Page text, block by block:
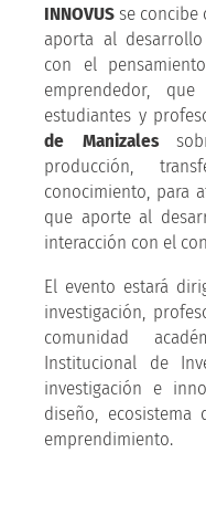
INNOVUSse concibe
aporta al
con el
emprendedor,
estudiantes y
de Manizales
producción,
conocimiento, para
que aporte al
interacción con el
El evento estará
investigación,
comunidad
Institucional de
investigación e
diseño,
emprendimiento.